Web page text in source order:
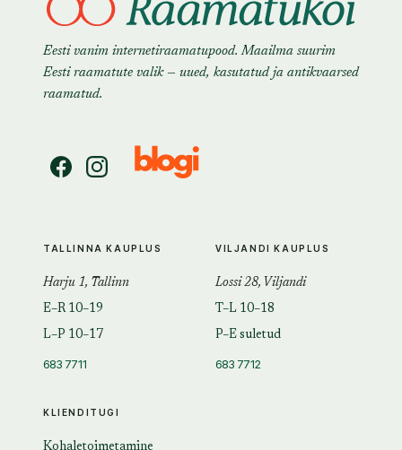
Eesti vanim internetiraamatupood. Maailma suurim
Eesti raamatute valik — uued, kasutatud ja antikvaarsed
raamatud.
KLIENDITUGI
TALLINNA KAUPLUS
Harju 1, Tallinn
E–R 10–19
L–P 10–17
683 7711
VILJANDI KAUPLUS
Lossi 28, Viljandi
T–L 10–18
P–E suletud
683 7712